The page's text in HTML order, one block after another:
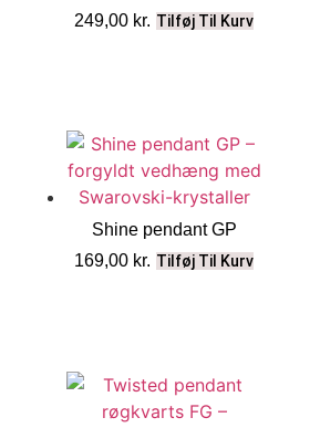
249,00 kr. Tilføj Til Kurv
Shine pendant GP
169,00 kr. Tilføj Til Kurv